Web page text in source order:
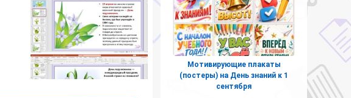
Мотивирующие плакаты
(постеры) на День знаний к 1
сентября